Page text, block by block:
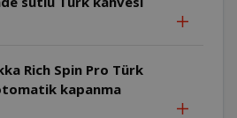
Rich Spin Pro Türk
kapanma